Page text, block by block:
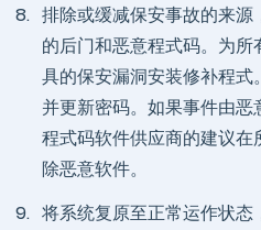
8. 排除或缓减保安事故的来
的后门和恶意程式码。为
具的保安漏洞安装修补程
并更新密码。如果事件由
程式码软件供应商的建议
除恶意软件。
9. 将系统复原至正常运作状